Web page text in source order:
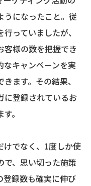
うになったこと。従
っていましたが、
客様の数を把握でき
なキャンペーンを実
ます。その結果、
に登録されているお
。
けでなく、1度しか使
で、思い切った施策
登録数も確実に伸び